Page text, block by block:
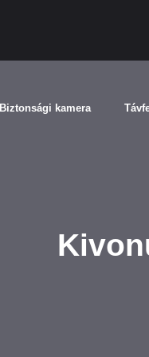
Biztonsági kamera